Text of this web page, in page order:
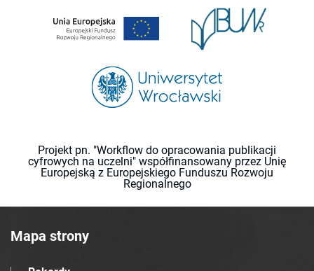
Projekt pn. "Workflow do opracowania publikacji
cyfrowych na uczelni" współfinansowany przez Unię
Europejską z Europejskiego Funduszu Rozwoju
Regionalnego
Mapa strony